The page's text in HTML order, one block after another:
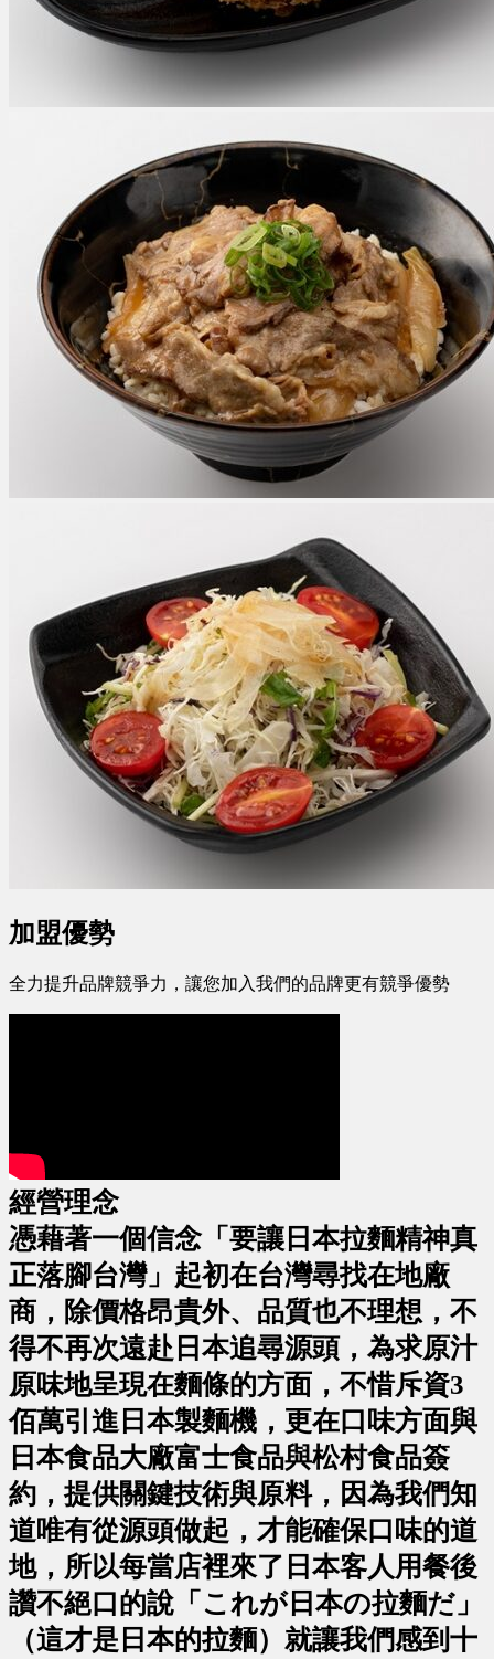
加盟優勢
全力提升品牌競爭力，讓您加入我們的品牌更有競爭優勢
經營理念
憑藉著一個信念「要讓日本拉麵精神真
正落腳台灣」起初在台灣尋找在地廠
商，除價格昂貴外、品質也不理想，不
得不再次遠赴日本追尋源頭，為求原汁
原味地呈現在麵條的方面，不惜斥資3
佰萬引進日本製麵機，更在口味方面與
日本食品大廠富士食品與松村食品簽
約，提供關鍵技術與原料，因為我們知
道唯有從源頭做起，才能確保口味的道
地，所以每當店裡來了日本客人用餐後
讚不絕口的說「これが日本の拉麵だ」
（這才是日本的拉麵）就讓我們感到十